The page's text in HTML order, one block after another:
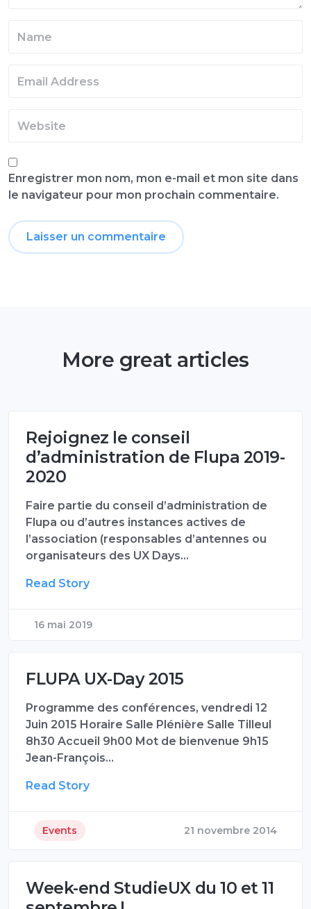
Enregistrer mon nom, mon e-mail et mon site dans
le navigateur pour mon prochain commentaire.
More great articles
Rejoignez le conseil
d’administration de Flupa 2019-
2020
Faire partie du conseil d’administration de
Flupa ou d’autres instances actives de
l’association (responsables d’antennes ou
organisateurs des UX Days…
Read Story
16 mai 2019
FLUPA UX-Day 2015
Programme des conférences, vendredi 12
Juin 2015 Horaire Salle Plénière Salle Tilleul
8h30 Accueil 9h00 Mot de bienvenue 9h15
Jean-François…
Read Story
Events 21 novembre 2014
Week-end StudieUX du 10 et 11